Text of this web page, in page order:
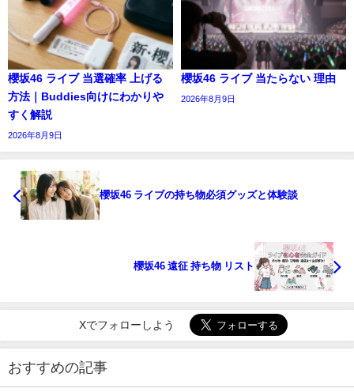
櫻坂46 ライブ 当選確率 上げる
方法｜Buddies向けにわかりや
すく解説
2026年8月9日
櫻坂46 ライブ 当たらない 理由
2026年8月9日
櫻坂46 ライブの持ち物必須グッズと体験談
櫻坂46 遠征 持ち物 リスト
Xでフォローしよう
おすすめの記事